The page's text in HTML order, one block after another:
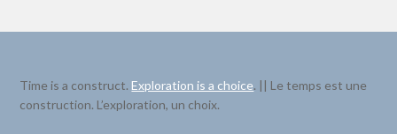
Time is a construct.Exploration is a choice. || Le temps est une
construction. L’exploration, un choix.